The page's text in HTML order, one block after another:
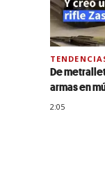
De
armas en
2:05